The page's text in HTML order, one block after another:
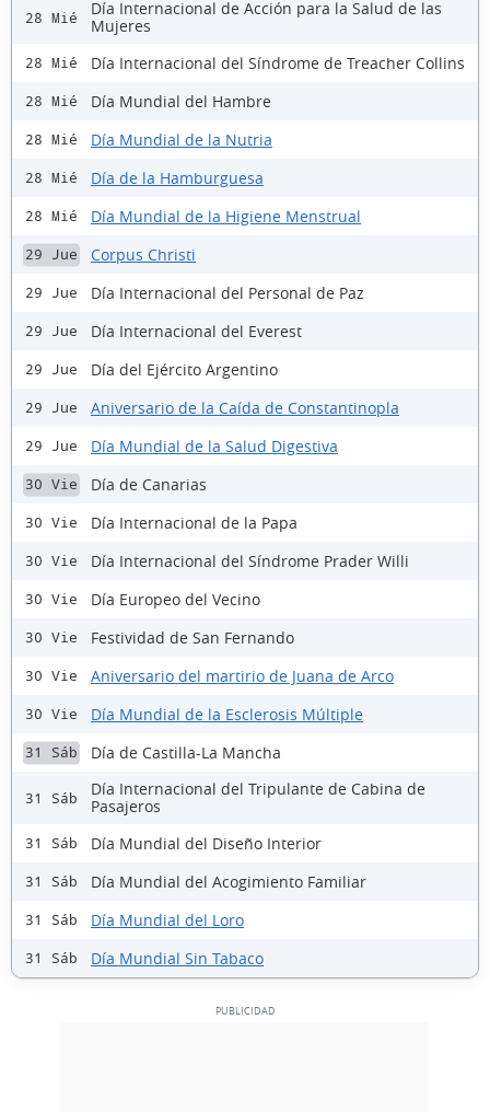
28 Mié
Día Internacional de Acción para la Salud de las
Mujeres
28 Mié Día Internacional del Síndrome de Treacher Collins
28 Mié Día Mundial del Hambre
28 Mié Día Mundial de la Nutria
28 Mié Día de la Hamburguesa
28 Mié Día Mundial de la Higiene Menstrual
29 Jue Corpus Christi
29 Jue Día Internacional del Personal de Paz
29 Jue Día Internacional del Everest
29 Jue Día del Ejército Argentino
29 Jue Aniversario de la Caída de Constantinopla
29 Jue Día Mundial de la Salud Digestiva
30 Vie Día de Canarias
30 Vie Día Internacional de la Papa
30 Vie Día Internacional del Síndrome Prader Willi
30 Vie Día Europeo del Vecino
30 Vie Festividad de San Fernando
30 Vie Aniversario del martirio de Juana de Arco
30 Vie Día Mundial de la Esclerosis Múltiple
31 Sáb Día de Castilla-La Mancha
31 Sáb
Día Internacional del Tripulante de Cabina de
Pasajeros
31 Sáb Día Mundial del Diseño Interior
31 Sáb Día Mundial del Acogimiento Familiar
31 Sáb Día Mundial del Loro
31 Sáb Día Mundial Sin Tabaco